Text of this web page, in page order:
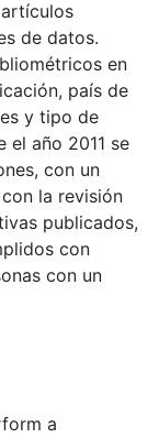
de datos.
en
país de
y tipo de
el año 2011 se
con un
la revisión
publicados,
con
con un
a